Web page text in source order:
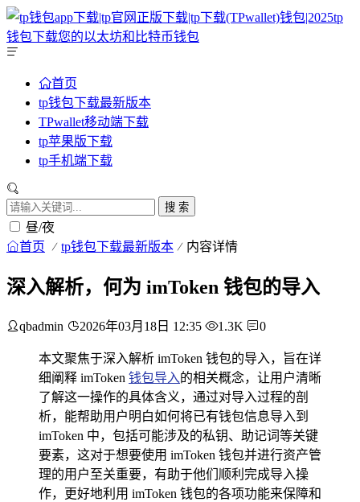
首页
tp钱包下载最新版本
TPwallet移动端下载
tp苹果版下载
tp手机端下载
搜 索
昼/夜
首页 tp钱包下载最新版本 内容详情
深入解析，何为 imToken 钱包的导入
qbadmin 2026年03月18日 12:35 1.3K 0
本文聚焦于深入解析 imToken 钱包的导入，旨在详
细阐释 imToken 钱包导入的相关概念，让用户清晰
了解这一操作的具体含义，通过对导入过程的剖
析，能帮助用户明白如何将已有钱包信息导入到
imToken 中，包括可能涉及的私钥、助记词等关键
要素，这对于想要使用 imToken 钱包并进行资产管
理的用户至关重要，有助于他们顺利完成导入操
作，更好地利用 imToken 钱包的各项功能来保障和